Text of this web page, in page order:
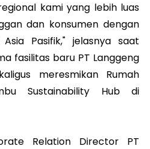
kami yang lebih luas
dan konsumen dengan
Pasifik," jelasnya saat
fasilitas baru PT Langgeng
meresmikan Rumah
Sustainability Hub di
Relation Director PT